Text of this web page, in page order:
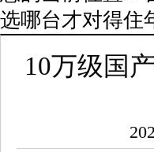
选哪台才对得住
10万级国